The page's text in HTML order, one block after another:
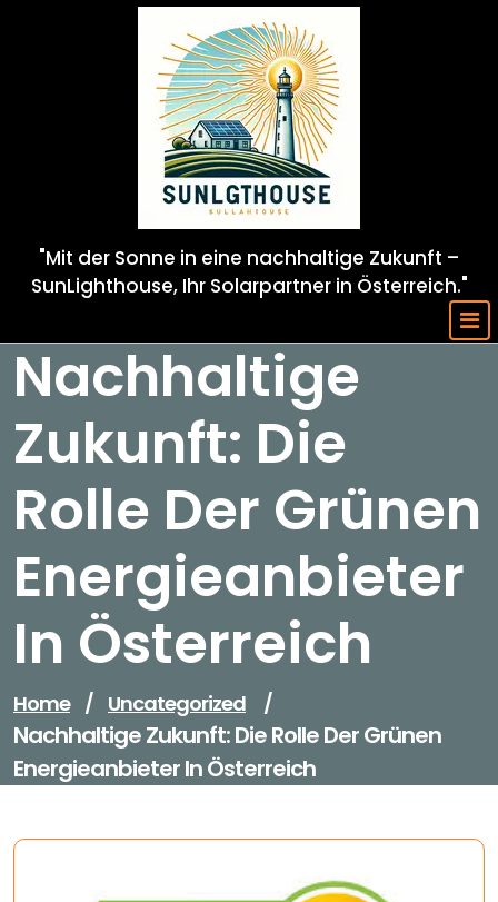
"Mit der Sonne in eine nachhaltige Zukunft –
SunLighthouse, Ihr Solarpartner in Österreich."
Nachhaltige
Zukunft: Die
Rolle Der Grünen
Energieanbieter
In Österreich
Home / Uncategorized /
Nachhaltige Zukunft: Die Rolle Der Grünen
Energieanbieter In Österreich